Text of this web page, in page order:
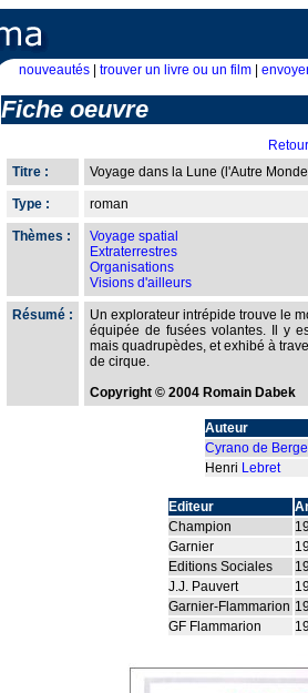
nouveautés trouver un livre ou un film
Fiche oeuvre
Titre :
Voyage dans la Lune (l'Autre
Type : roman
Thèmes :
Voyage spatial
Extraterrestres
Organisations
Visions d'ailleurs
Résumé :
Un explorateur intrépide trouve le
équipée de fusées volantes. Il y
mais quadrupèdes, et exhibé à
de cirque.
Copyright © 2004 Romain Dabek
Auteur
Cyrano de
Henri Lebret
Editeur
Champion
Garnier
Editions Sociales
J.J. Pauvert
Garnier-Flammarion
GF Flammarion